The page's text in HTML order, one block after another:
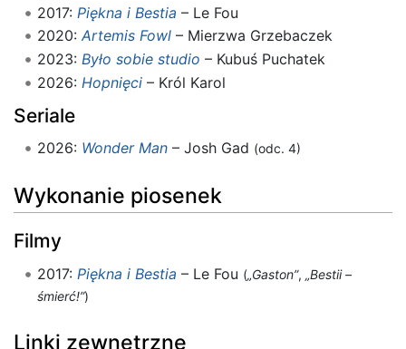
2017: Piękna i Bestia – Le Fou
2020: Artemis Fowl– Mierzwa Grzebaczek
2023: Było sobie studio – Kubuś Puchatek
2026: Hopnięci– Król Karol
Seriale
2026: Wonder Man– Josh Gad (odc. 4)
Wykonanie piosenek
Filmy
2017: Piękna i Bestia – Le Fou („Gaston”, „Bestii –
śmierć!”)
Linki zewnętrzne